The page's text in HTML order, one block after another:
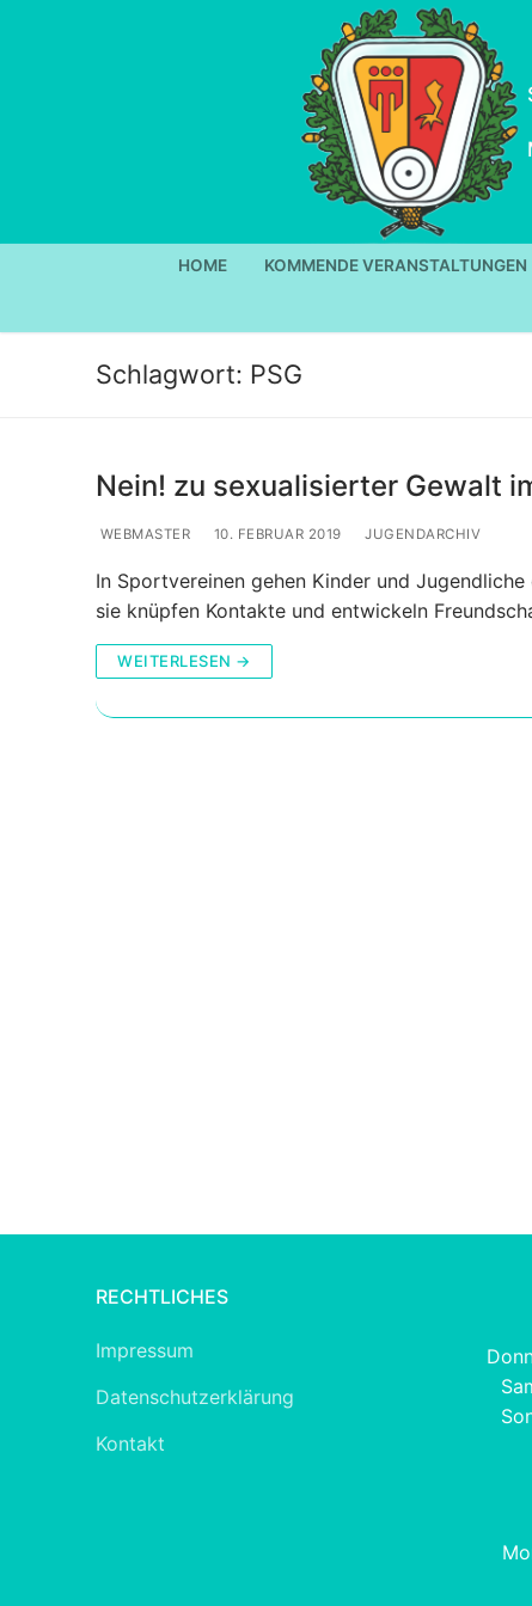
HOME KOMMENDE VERANSTALTUNGEN
Schlagwort: PSG
Nein! zu sexualisierter Gewalt
WEBMASTER 10. FEBRUAR 2019 JUGENDARCHIV
In Sportvereinen gehen Kinder und
sie knüpfen Kontakte und entwickeln
WEITERLESEN →
RECHTLICHES
Impressum
Datenschutzerklärung
Kontakt